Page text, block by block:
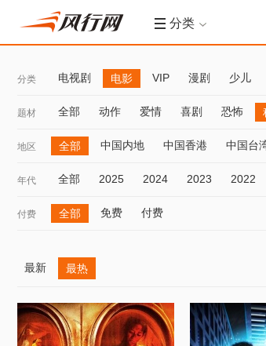
分类
分类 电视剧 电影 VIP 漫剧 少儿
题材 全部 动作 爱情 喜剧 恐怖
地区 全部 中国内地 中国香港 中国台
年代 全部 2025 2024 2023 2022
付费 全部 免费 付费
最新 最热